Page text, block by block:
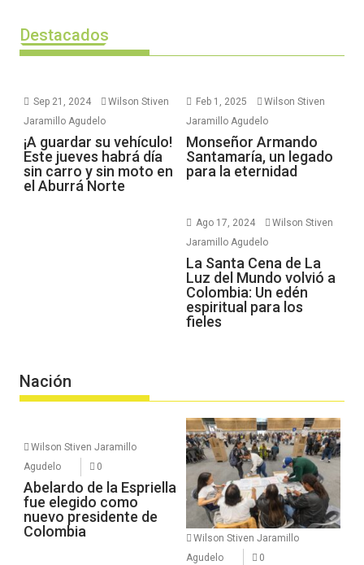
Destacados
Sep 21, 2024
Wilson Stiven
Jaramillo Agudelo
¡A guardar su vehículo!
Este jueves habrá día
sin carro y sin moto en
el Aburrá Norte
Feb 1, 2025
Wilson Stiven
Jaramillo Agudelo
Monseñor Armando
Santamaría, un legado
para la eternidad
Ago 17, 2024
Wilson Stiven
Jaramillo Agudelo
La Santa Cena de La
Luz del Mundo volvió a
Colombia: Un edén
espiritual para los
fieles
Nación
Wilson Stiven Jaramillo
Agudelo
0
Abelardo de la Espriella
fue elegido como
nuevo presidente de
Colombia
Wilson Stiven Jaramillo
Agudelo
0